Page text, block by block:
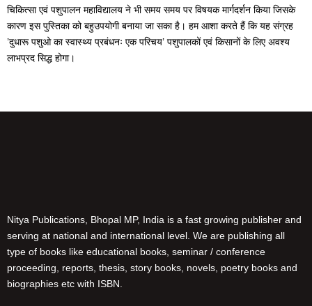
चिकित्सा एवं पशुपालन महाविद्यालय ने भी समय समय पर विषयक मार्गदर्शन किया जिसके
कारण इस पुस्तिका को बहुउपयोगी बनाया जा सका है। हम आशा करते हैं कि यह संग्रह
’दुधारू पशुओ का स्वास्थ्य प्रबंधनः एक परिचय’ पशुपालकों एवं किसानों के लिए अवश्य
लाभप्रद सिद्ध होगा।
Nitya Publications, Bhopal MP, India is a fast growing publisher and
serving at national and international level. We are publishing all
type of books like educational books, seminar / conference
proceeding, reports, thesis, story books, novels, poetry books and
biographies etc with ISBN.